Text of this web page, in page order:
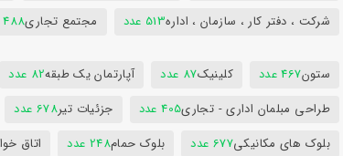
شرکت ، دفتر کار ، سازمان ، اداره513 عدد مجتمع تجاری488 عدد
ستون467 عدد کلینیک87 عدد آپارتمان یک طبقه82 عدد
طراحی مبلمان اداری - تجاری405 عدد جزئیات تیر678 عدد
بلوک های مکانیکی677 عدد بلوک حمام248 عدد اتاق